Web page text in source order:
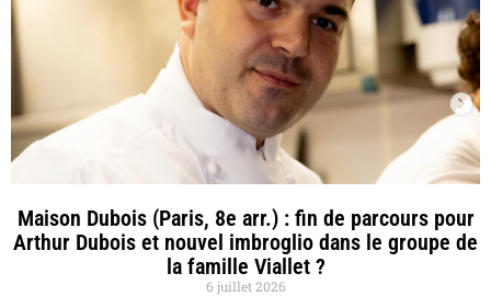
Maison Dubois (Paris, 8e arr.) : fin de parcours pour
Arthur Dubois et nouvel imbroglio dans le groupe de
la famille Viallet ?
6 juillet 2026